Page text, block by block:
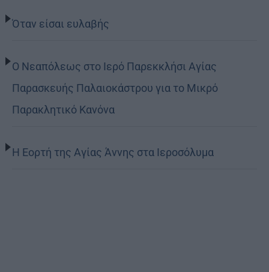
Όταν είσαι ευλαβής
Ο Νεαπόλεως στο Ιερό Παρεκκλήσι Αγίας
Παρασκευής Παλαιοκάστρου για το Μικρό
Παρακλητικό Κανόνα
Η Εορτή της Αγίας Άννης στα Ιεροσόλυμα